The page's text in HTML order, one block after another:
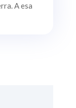
A esa